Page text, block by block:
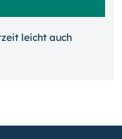
leicht auch